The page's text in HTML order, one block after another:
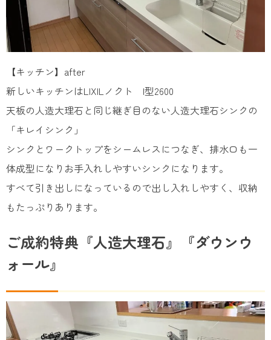
【キッチン】after
新しいキッチンはLIXILノクト I型2600
天板の人造大理石と同じ継ぎ目のない人造大理石シンクの
「キレイシンク」
シンクとワークトップをシームレスにつなぎ、排水口も一
体成型になりお手入れしやすいシンクになります。
すべて引き出しになっているので出し入れしやすく、収納
もたっぷりあります。
ご成約特典『人造大理石』『ダウンウ
ォール』